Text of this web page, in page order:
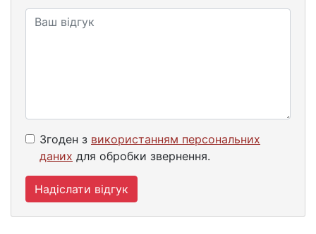
Згоден з використанням персональних
даних для обробки звернення.
Надіслати відгук